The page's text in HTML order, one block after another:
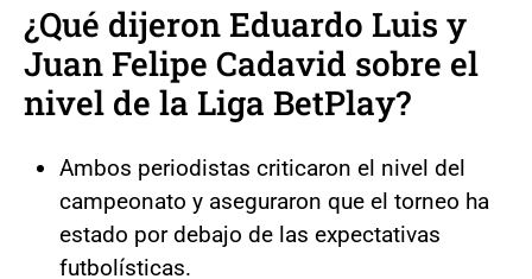
¿Qué dijeron Eduardo Luis y
Juan Felipe Cadavid sobre el
nivel de la Liga BetPlay?
Ambos periodistas criticaron el nivel del
campeonato y aseguraron que el torneo ha
estado por debajo de las expectativas
futbolísticas.